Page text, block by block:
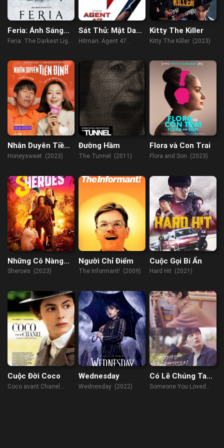
Feria: Ánh Sáng
Tăm Tối Nhất
Feria: The Darkest Light
Sát Thủ: Mật Danh
47
Hitman: Agent 47
Kitty The Killer
Kitty The Killer (2023)
Nhân Duyên Tiền
Đình
Honeysweet (2023)
Đường Hầm
The Tunnel (2011)
Flora và Con Trai
Flora and Son (2023)
Những Cô Nàng
Hành Động
Sheroes (2023)
Người Chỉ Điểm
The Informant! (2009)
Cuộc Gọi Bí Ẩn
Hard Hit (2021)
Cuộc Đời Coco
Coco avant Chanel
Wednesday
Wednesday (2022)
Có Lẽ Chúng Ta
Đã Chia Tay
Someone You Loved